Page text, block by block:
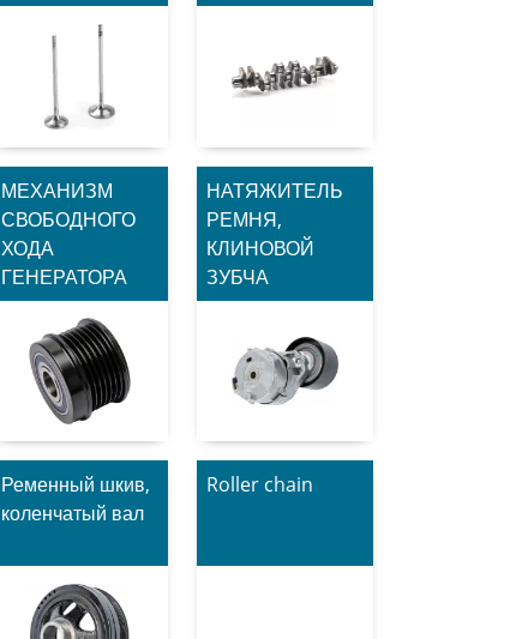
МЕХАНИЗМ
СВОБОДНОГО
ХОДА
ГЕНЕРАТОРА
НАТЯЖИТЕЛЬ
РЕМНЯ,
КЛИНОВОЙ
ЗУБЧА
Ременный шкив,
коленчатый вал
Roller chain